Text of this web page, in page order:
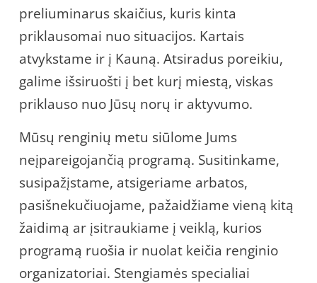
preliuminarus skaičius, kuris kinta
priklausomai nuo situacijos. Kartais
atvykstame ir į Kauną. Atsiradus poreikiu,
galime išsiruošti į bet kurį miestą, viskas
priklauso nuo Jūsų norų ir aktyvumo.
Mūsų renginių metu siūlome Jums
neįpareigojančią programą. Susitinkame,
susipažįstame, atsigeriame arbatos,
pasišnekučiuojame, pažaidžiame vieną kitą
žaidimą ar įsitraukiame į veiklą, kurios
programą ruošia ir nuolat keičia renginio
organizatoriai. Stengiamės specialiai